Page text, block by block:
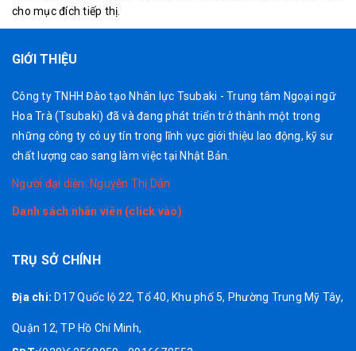
cho mục đích tiếp thị.
GIỚI THIỆU
Công ty TNHH Đào tạo Nhân lực Tsubaki - Trung tâm Ngoại ngữ
Hoa Trà (Tsubaki) đã và đang phát triển trở thành một trong
những công ty có uy tín trong lĩnh vực giới thiệu lao động, kỹ sư
chất lượng cao sang làm việc tại Nhật Bản.
Người đại diện: Nguyễn Thị Dân
Danh sách nhân viên (click vào)
TRỤ SỞ CHÍNH
Địa chi: D17 Quốc lộ 22, Tổ 40, Khu phố 5, Phường Trung Mỹ Tây,
Quận 12, TP Hồ Chí Minh,